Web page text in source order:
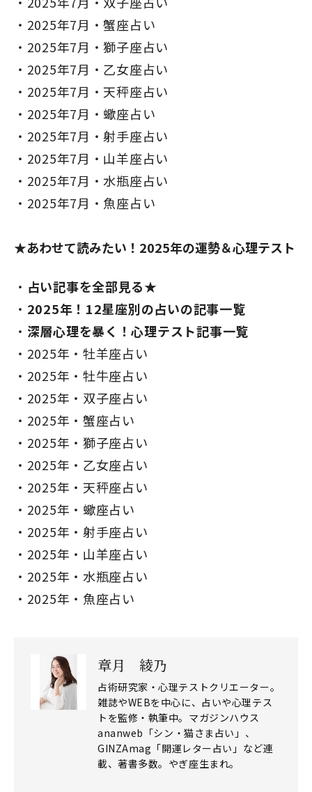
2025年7月・蟹座占い
2025年7月・獅子座占い
2025年7月・乙女座占い
2025年7月・天秤座占い
2025年7月・蠍座占い
2025年7月・射手座占い
2025年7月・山羊座占い
2025年7月・水瓶座占い
2025年7月・魚座占い
★あわせて読みたい！2025年の運勢＆心理テスト
占い記事を全部見る★
2025年！12星座別の占いの記事一覧
深層心理を暴く！心理テスト記事一覧
2025年・牡羊座占い
2025年・牡牛座占い
2025年・双子座占い
2025年・蟹座占い
2025年・獅子座占い
2025年・乙女座占い
2025年・天秤座占い
2025年・蠍座占い
2025年・射手座占い
2025年・山羊座占い
2025年・水瓶座占い
2025年・魚座占い
章月 綾乃
占術研究家・心理テストクリエーター。
雑誌やWEBを中心に、占いや心理テス
トを監修・執筆中。マガジンハウス
ananweb「シン・猫さま占い」、
GINZAmag「開運レター占い」など連
載、著書多数。やぎ座生まれ。